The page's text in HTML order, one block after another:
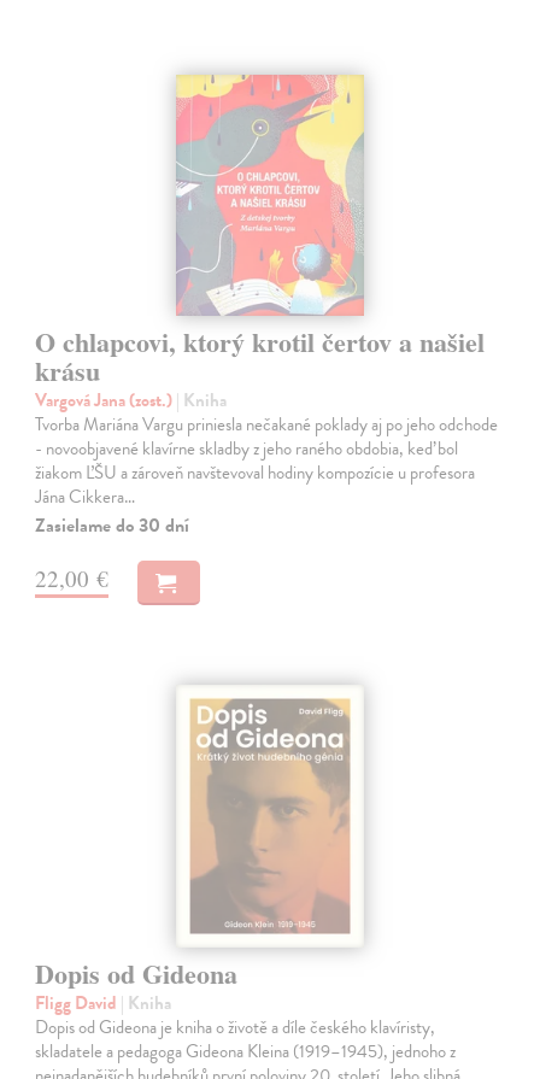
O chlapcovi, ktorý krotil čertov a našiel
krásu
Vargová Jana (zost.)| Kniha
Tvorba Mariána Vargu priniesla nečakané poklady aj po jeho odchode
- novoobjavené klavírne skladby z jeho raného obdobia, keď bol
žiakom ĽŠU a zároveň navštevoval hodiny kompozície u profesora
Jána Cikkera…
Zasielame do 30 dní
22,00 €
Dopis od Gideona
Fligg David | Kniha
Dopis od Gideona je kniha o životě a díle českého klavíristy,
skladatele a pedagoga Gideona Kleina (1919–1945), jednoho z